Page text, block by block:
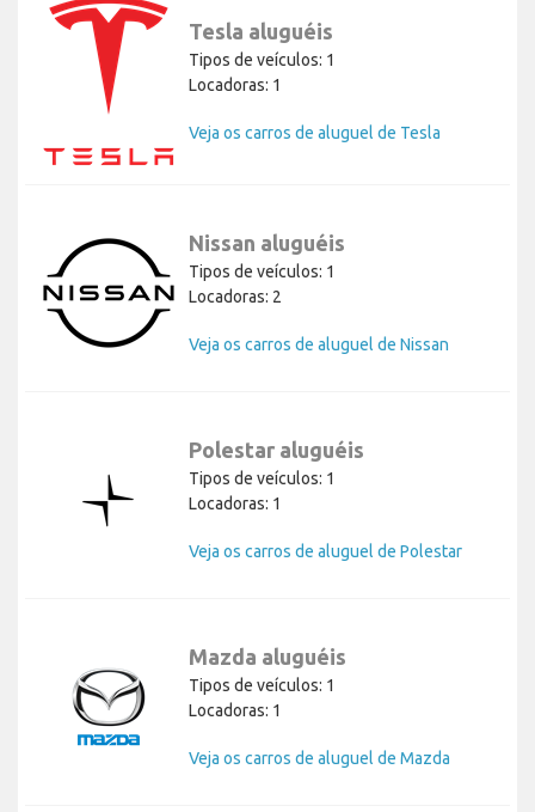
Tesla aluguéis
Tipos de veículos: 1
Locadoras: 1
Veja os carros de aluguel de Tesla
Nissan aluguéis
Tipos de veículos: 1
Locadoras: 2
Veja os carros de aluguel de Nissan
Polestar aluguéis
Tipos de veículos: 1
Locadoras: 1
Veja os carros de aluguel de Polestar
Mazda aluguéis
Tipos de veículos: 1
Locadoras: 1
Veja os carros de aluguel de Mazda